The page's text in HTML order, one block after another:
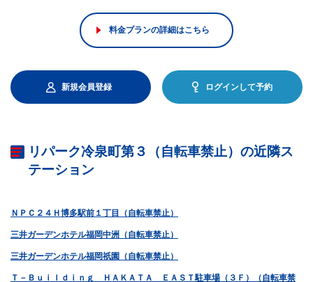
料金プランの詳細はこちら
新規会員登録 ログインして予約
リパーク冷泉町第３（自転車禁止）の近隣ス
テーション
ＮＰＣ２４Ｈ博多駅前１丁目（自転車禁止）
三井ガーデンホテル福岡中洲（自転車禁止）
三井ガーデンホテル福岡祇園（自転車禁止）
Ｔ－Ｂｕｉｌｄｉｎｇ ＨＡＫＡＴＡ ＥＡＳＴ駐車場（３Ｆ）（自転車禁